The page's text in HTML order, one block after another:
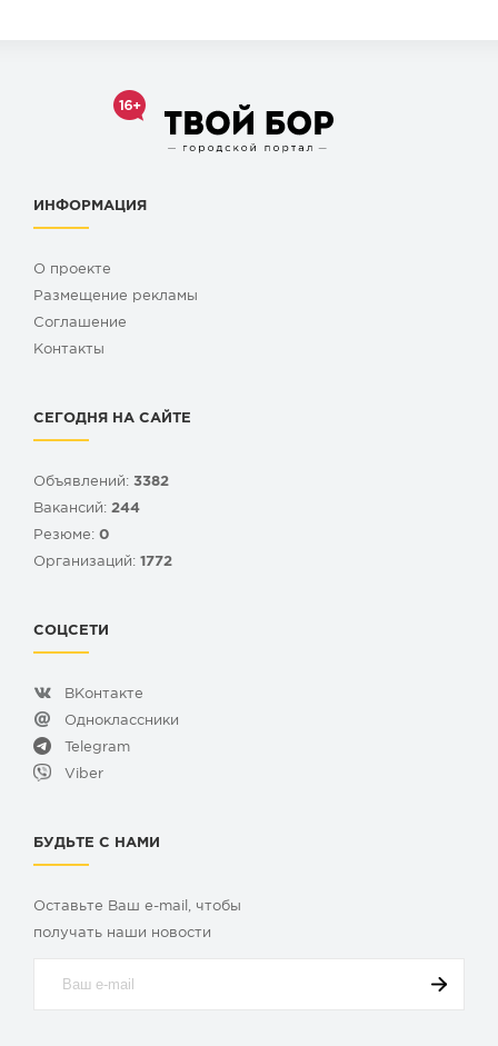
ИНФОРМАЦИЯ
О проекте
Размещение рекламы
Cоглашение
Контакты
СЕГОДНЯ НА САЙТЕ
Объявлений: 3382
Вакансий: 244
Резюме: 0
Организаций: 1772
СОЦСЕТИ
ВКонтакте
Одноклассники
Telegram
Viber
БУДЬТЕ С НАМИ
Оставьте Ваш e-mail, чтобы
получать наши новости